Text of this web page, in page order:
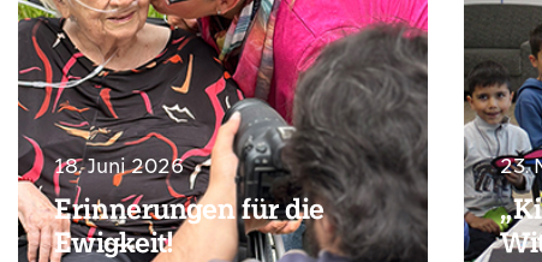
18. Juni 2026
Erinnerungen für die
Ewigkeit!
23.